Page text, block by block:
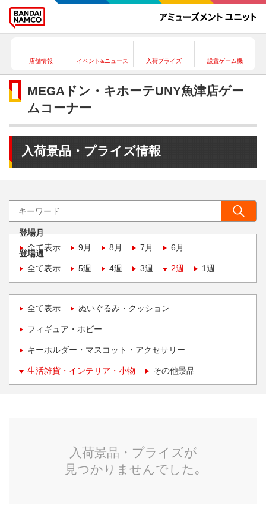
店舗情報 イベント&ニュース 入荷プライズ 設置ゲーム機
MEGAドン・キホーテUNY魚津店ゲー
ムコーナー
入荷景品・プライズ情報
登場月
全て表示
9月 8月 7月 6月
登場週
全て表示
5週 4週 3週 2週 1週
全て表示 ぬいぐるみ・クッション
フィギュア・ホビー
キーホルダー・マスコット・アクセサリー
生活雑貨・インテリア・小物 その他景品